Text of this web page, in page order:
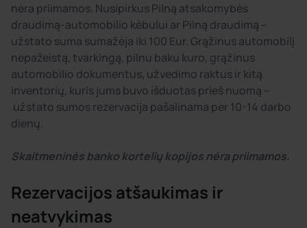
nėra priimamos. Nusipirkus Pilną atsakomybės
draudimą-automobilio kėbului ar Pilną draudimą –
užstato suma sumažėja iki 100 Eur. Grąžinus automobilį
nepažeistą, tvarkingą, pilnu baku kuro, grąžinus
automobilio dokumentus, užvedimo raktus ir kitą
inventorių, kuris jums buvo išduotas prieš nuomą –
užstato sumos rezervacija pašalinama per 10-14 darbo
dienų.
Skaitmeninės banko kortelių kopijos nėra priimamos.
Rezervacijos atšaukimas ir
neatvykimas